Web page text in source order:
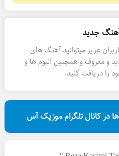
جدید
عزیز میتوانید آهنگ های
معروف و همچنین آلبوم ها و
را دریافت کنید.
در کانال تلگرام موزیک آس